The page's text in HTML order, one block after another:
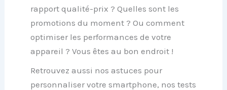
rapport qualité-prix ? Quelles sont les
promotions du moment ? Ou comment
optimiser les performances de votre
appareil ? Vous êtes au bon endroit !
Retrouvez aussi nosastuces pour
personnaliser votre smartphone, nostests